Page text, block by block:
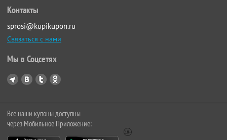
Контакты
sprosi@kupikupon.ru
Связаться с нами
Мы в Соцсетях
Все наши купоны доступны
через Мобильное Приложение: